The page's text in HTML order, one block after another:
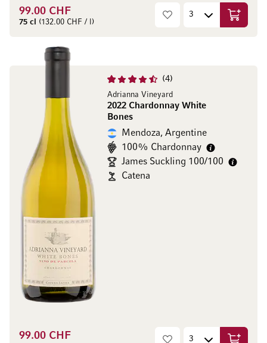
99.00 CHF
75 cl (132.00 CHF / l) Ajouter
4
Adrianna Vineyard
2022 Chardonnay White
Bones
Mendoza, Argentine
100% Chardonnay
James Suckling 100/100
Catena
99.00 CHF